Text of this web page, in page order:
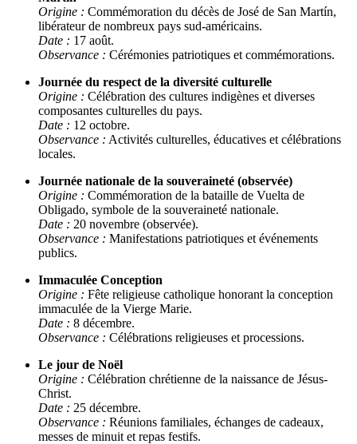
Origine : Commémoration du décès de José de San Martín,
libérateur de nombreux pays sud-américains.
Date : 17 août.
Observance : Cérémonies patriotiques et commémorations.
Journée du respect de la diversité culturelle
Origine : Célébration des cultures indigènes et diverses
composantes culturelles du pays.
Date : 12 octobre.
Observance : Activités culturelles, éducatives et célébrations
locales.
Journée nationale de la souveraineté (observée)
Origine : Commémoration de la bataille de Vuelta de
Obligado, symbole de la souveraineté nationale.
Date : 20 novembre (observée).
Observance : Manifestations patriotiques et événements
publics.
Immaculée Conception
Origine : Fête religieuse catholique honorant la conception
immaculée de la Vierge Marie.
Date : 8 décembre.
Observance : Célébrations religieuses et processions.
Le jour de Noël
Origine : Célébration chrétienne de la naissance de Jésus-
Christ.
Date : 25 décembre.
Observance : Réunions familiales, échanges de cadeaux,
messes de minuit et repas festifs.